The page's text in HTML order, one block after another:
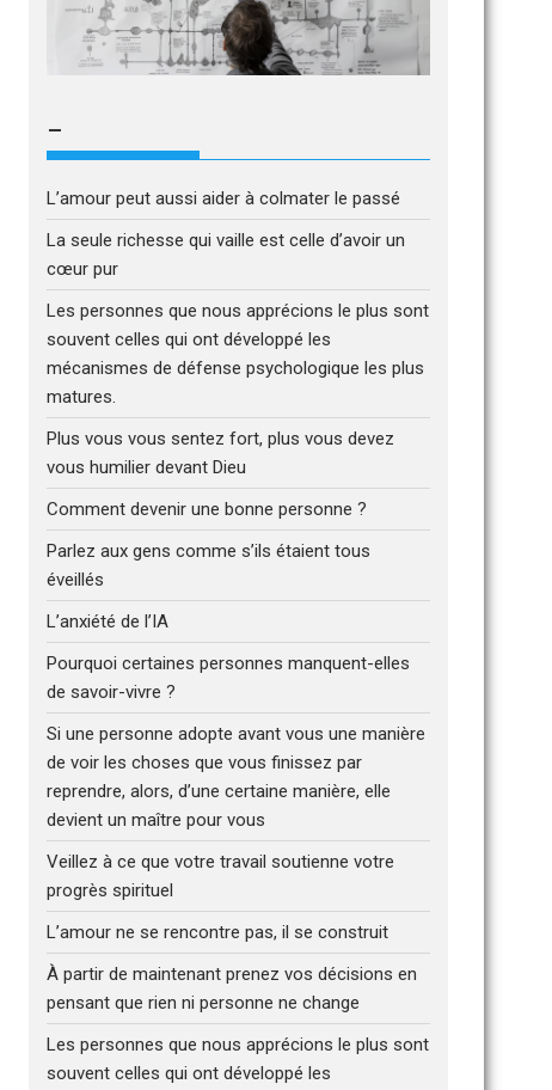
–
L’amour peut aussi aider à colmater le passé
La seule richesse qui vaille est celle d’avoir un
cœur pur
Les personnes que nous apprécions le plus sont
souvent celles qui ont développé les
mécanismes de défense psychologique les plus
matures.
Plus vous vous sentez fort, plus vous devez
vous humilier devant Dieu
Comment devenir une bonne personne ?
Parlez aux gens comme s’ils étaient tous
éveillés
L’anxiété de l’IA
Pourquoi certaines personnes manquent-elles
de savoir-vivre ?
Si une personne adopte avant vous une manière
de voir les choses que vous finissez par
reprendre, alors, d’une certaine manière, elle
devient un maître pour vous
Veillez à ce que votre travail soutienne votre
progrès spirituel
L’amour ne se rencontre pas, il se construit
À partir de maintenant prenez vos décisions en
pensant que rien ni personne ne change
Les personnes que nous apprécions le plus sont
souvent celles qui ont développé les